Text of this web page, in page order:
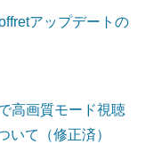
アップデートの
高画質モード視聴
いて（修正済）